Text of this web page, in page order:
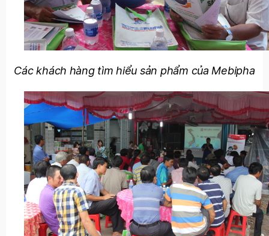
Các khách hàng tìm hiểu sản phẩm của Mebipha